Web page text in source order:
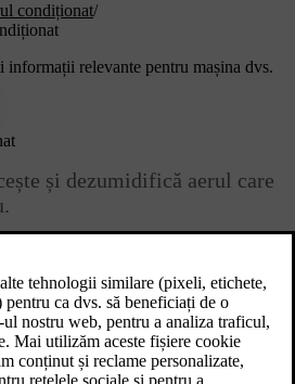
condiționat/
informații relevante pentru mașina dvs.
și dezumidifică aerul care
menține temperatura setată.
să funcționeze eficient, geamurile,
să fie închise.